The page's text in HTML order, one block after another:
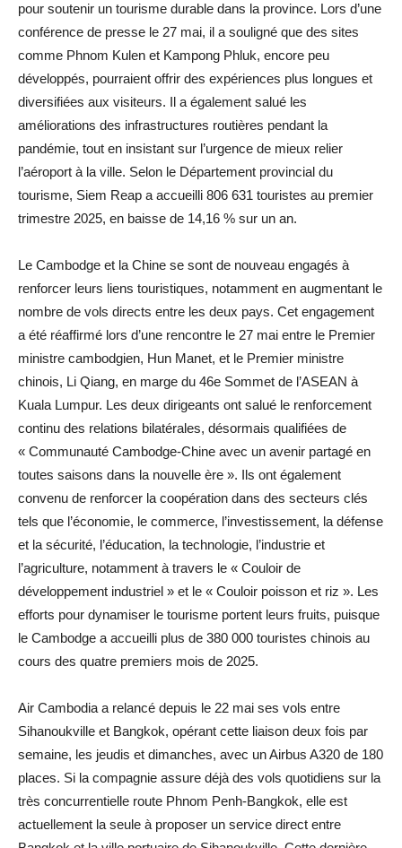
pour soutenir un tourisme durable dans la province. Lors d’une
conférence de presse le 27 mai, il a souligné que des sites
comme Phnom Kulen et Kampong Phluk, encore peu
développés, pourraient offrir des expériences plus longues et
diversifiées aux visiteurs. Il a également salué les
améliorations des infrastructures routières pendant la
pandémie, tout en insistant sur l’urgence de mieux relier
l’aéroport à la ville. Selon le Département provincial du
tourisme, Siem Reap a accueilli 806 631 touristes au premier
trimestre 2025, en baisse de 14,16 % sur un an.
Le Cambodge et la Chine se sont de nouveau engagés à
renforcer leurs liens touristiques, notamment en augmentant le
nombre de vols directs entre les deux pays. Cet engagement
a été réaffirmé lors d’une rencontre le 27 mai entre le Premier
ministre cambodgien, Hun Manet, et le Premier ministre
chinois, Li Qiang, en marge du 46e Sommet de l’ASEAN à
Kuala Lumpur. Les deux dirigeants ont salué le renforcement
continu des relations bilatérales, désormais qualifiées de
« Communauté Cambodge-Chine avec un avenir partagé en
toutes saisons dans la nouvelle ère ». Ils ont également
convenu de renforcer la coopération dans des secteurs clés
tels que l’économie, le commerce, l’investissement, la défense
et la sécurité, l’éducation, la technologie, l’industrie et
l’agriculture, notamment à travers le « Couloir de
développement industriel » et le « Couloir poisson et riz ». Les
efforts pour dynamiser le tourisme portent leurs fruits, puisque
le Cambodge a accueilli plus de 380 000 touristes chinois au
cours des quatre premiers mois de 2025.
Air Cambodia a relancé depuis le 22 mai ses vols entre
Sihanoukville et Bangkok, opérant cette liaison deux fois par
semaine, les jeudis et dimanches, avec un Airbus A320 de 180
places. Si la compagnie assure déjà des vols quotidiens sur la
très concurrentielle route Phnom Penh-Bangkok, elle est
actuellement la seule à proposer un service direct entre